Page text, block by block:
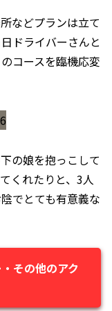
などプランは立て
ドライバーさんと
コースを臨機応変
の娘を抱っこして
くれたりと、3人
でとても有意義な
その他のアク